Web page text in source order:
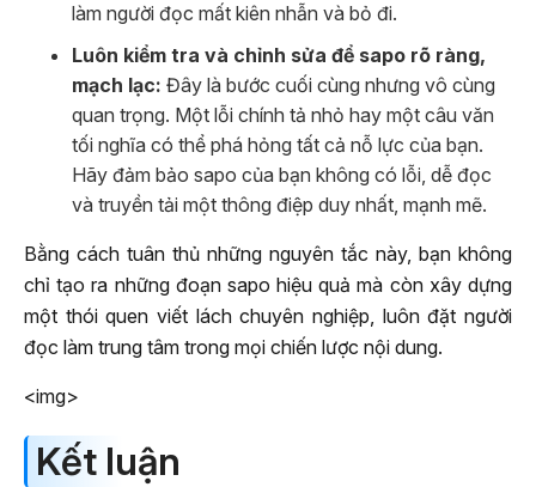
làm người đọc mất kiên nhẫn và bỏ đi.
Luôn kiểm tra và chỉnh sửa để sapo rõ ràng,
mạch lạc: Đây là bước cuối cùng nhưng vô cùng
quan trọng. Một lỗi chính tả nhỏ hay một câu văn
tối nghĩa có thể phá hỏng tất cả nỗ lực của bạn.
Hãy đảm bảo sapo của bạn không có lỗi, dễ đọc
và truyền tải một thông điệp duy nhất, mạnh mẽ.
Bằng cách tuân thủ những nguyên tắc này, bạn không
chỉ tạo ra những đoạn sapo hiệu quả mà còn xây dựng
một thói quen viết lách chuyên nghiệp, luôn đặt người
đọc làm trung tâm trong mọi chiến lược nội dung.
<img>
Kết luận